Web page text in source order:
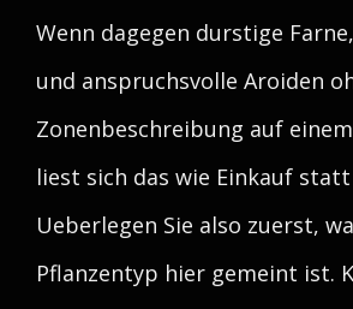
Wenn dagegen durstige
und anspruchsvolle Aroiden
Zonenbeschreibung auf
liest sich das wie Einkauf statt
Ueberlegen Sie also zuerst,
Pflanzentyp hier gemeint ist.